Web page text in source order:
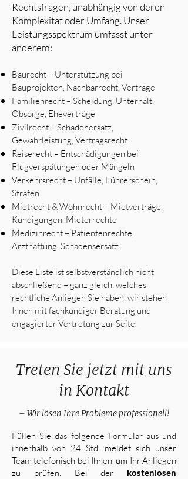
Rechtsfragen, unabhängig von deren
Komplexität oder Umfang. Unser
Leistungsspektrum umfasst unter
anderem:
Baurecht – Unterstützung bei
Bauprojekten, Nachbarrecht, Verträge
Familienrecht – Scheidung, Unterhalt,
Obsorge, Eheverträge
Zivilrecht – Schadenersatz,
Gewährleistung, Vertragsrecht
Reiserecht – Entschädigungen bei
Flugverspätungen oder Mängeln
Verkehrsrecht – Unfälle, Führerschein,
Strafen
Mietrecht & Wohnrecht – Mietverträge,
Kündigungen, Mieterrechte
Medizinrecht – Patientenrechte,
Arzthaftung, Schadensersatz
Diese Liste ist selbstverständlich nicht
abschließend – ganz gleich, welches
rechtliche Anliegen Sie haben, wir stehen
Ihnen mit fachkundiger Beratung und
engagierter Vertretung zur Seite.
Treten Sie jetzt mit uns
in Kontakt
– Wir lösen Ihre Probleme professionell!
Füllen Sie das folgende Formular aus und
innerhalb von 24 Std. meldet sich unser
Team telefonisch bei Ihnen, um Ihr Anliegen
zu prüfen. Bei der kostenlosen